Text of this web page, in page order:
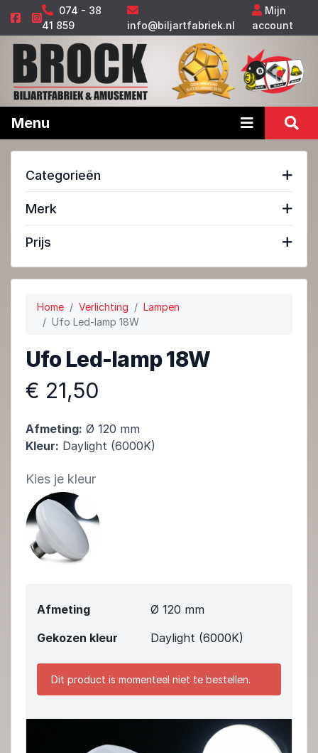
074 - 38
41 859
info@biljartfabriek.nl
Mijn
account
Menu
Categorieën
Merk
Prijs
Home Verlichting
Lampen
Ufo Led-lamp 18W
Ufo Led-lamp 18W
€ 21,50
Afmeting: Ø 120 mm
Kleur: Daylight (6000K)
Kies je kleur
Afmeting
Ø 120 mm
Gekozen kleur
Daylight (6000K)
Dit product is momenteel niet te bestellen.